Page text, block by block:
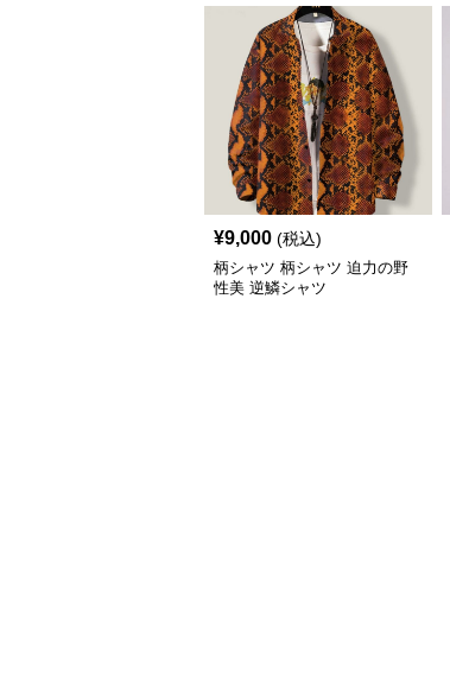
¥9,000 (税込)
柄シャツ 柄シャツ 迫力の野
性美 逆鱗シャツ